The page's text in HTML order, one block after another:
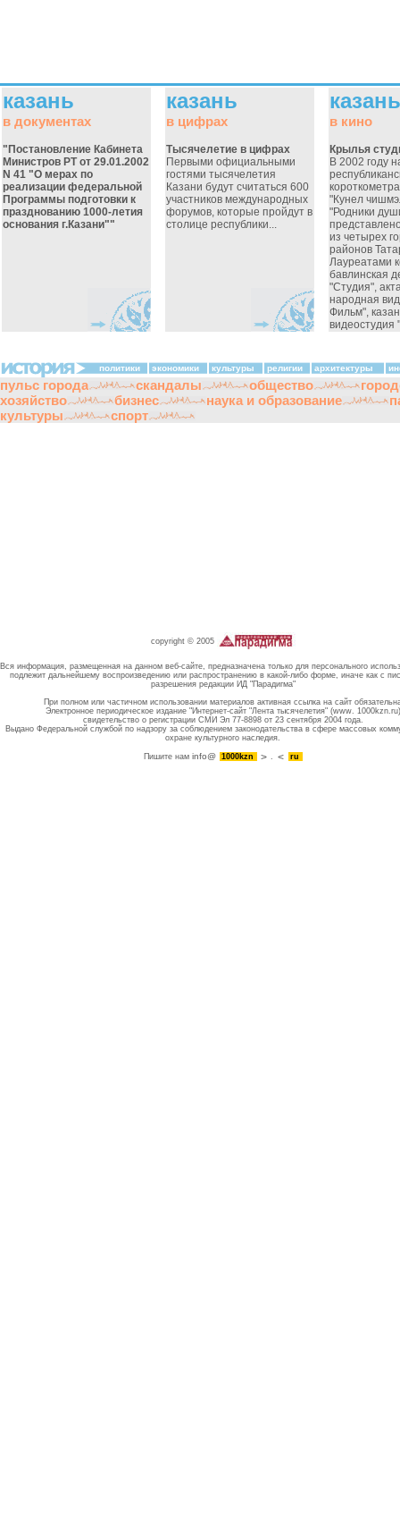
казань
в документах
"Постановление Кабинета
Министров РТ от 29.01.2002
N 41 "О мерах по
реализации федеральной
Программы подготовки к
празднованию 1000-летия
основания г.Казани""
казань
в цифрах
Тысячелетие в цифрах
Первыми официальными
гостями тысячелетия
Казани будут считаться 600
участников международных
форумов, которые пройдут в
столице республики...
казань
в кино
Крылья
В 2002 году
"Кунел
"Родники
из четырех
районов
Лауреатами
бавлинская
"Студия",
народная
Фильм",
видеостудия
политики экономики культуры религии архитектуры
пульс города скандалы общество
хозяйство
бизнес наука и образование
культуры
спорт
copyright © 2005
Вся информация, размещенная на данном веб-сайте, предназначена только для персонального
подлежит дальнейшему воспроизведению или распространению в какой-либо форме, иначе как с
разрешения редакции ИД "Парадигма"
При полном или частичном использовании материалов активная ссылка на сайт
Электронное периодическое издание "Интернет-сайт "Лента тысячелетия" (www. 1000kzn.ru)
свидетельство о регистрации СМИ Эл 77-8898 от 23 сентября 2004 года.
Выдано Федеральной службой по надзору за соблюдением законодательства в сфере массовых
охране культурного наследия.
Пишите намinfo@ 1000kzn . ru